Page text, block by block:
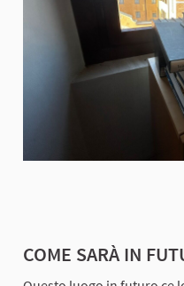
COME SARÀ IN